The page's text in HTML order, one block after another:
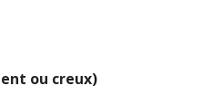
ou creux)